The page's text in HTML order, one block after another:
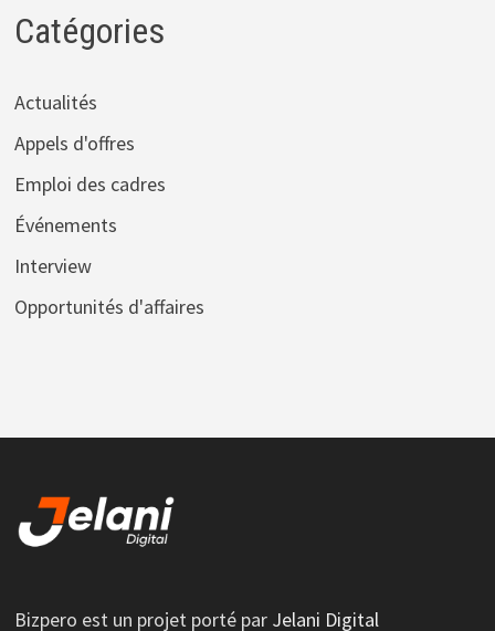
Catégories
Actualités
Appels d'offres
Emploi des cadres
Événements
Interview
Opportunités d'affaires
Bizpero est un projet porté par Jelani Digital